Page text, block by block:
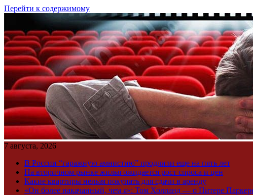
Перейти к содержимому
7 августа, 2026
В России “гаражную амнистию” продлили еще на пять лет
На вторичном рынке жилья ожидается рост спроса и цен
Какие квартиры нельзя покупать для сдачи в аренду
«Он более накачанный, чем я»: Том Холланд — о Питере